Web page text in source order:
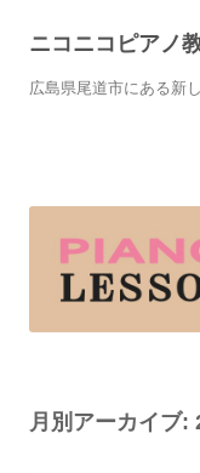
ニコニコピアノ
広島県尾道市にある新
月別アーカイブ: